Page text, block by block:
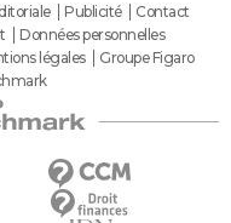
Publicité
Contact
Données personnelles
légales
Groupe Figaro